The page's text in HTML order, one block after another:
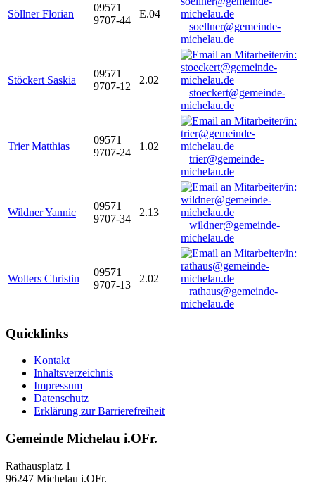
Söllner Florian
09571
9707-44
E.04
soellner@gemeinde-
michelau.de
Stöckert Saskia
09571
9707-12
2.02
stoeckert@gemeinde-
michelau.de
Trier Matthias
09571
9707-24
1.02
trier@gemeinde-
michelau.de
Wildner Yannic
09571
9707-34
2.13
wildner@gemeinde-
michelau.de
Wolters Christin
09571
9707-13
2.02
rathaus@gemeinde-
michelau.de
Quicklinks
Kontakt
Inhaltsverzeichnis
Impressum
Datenschutz
Erklärung zur Barrierefreiheit
Gemeinde Michelau i.OFr.
Rathausplatz 1
96247 Michelau i.OFr.